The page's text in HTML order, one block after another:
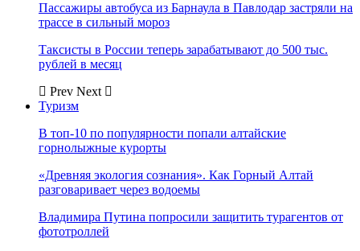
Пассажиры автобуса из Барнаула в Павлодар застряли на
трассе в сильный мороз
Таксисты в России теперь зарабатывают до 500 тыс.
рублей в месяц
Prev Next
Туризм
В топ-10 по популярности попали алтайские
горнолыжные курорты
«Древняя экология сознания». Как Горный Алтай
разговаривает через водоемы
Владимира Путина попросили защитить турагентов от
фототроллей